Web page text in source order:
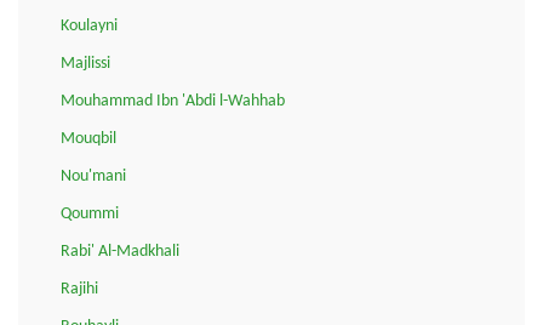
Koulayni
Majlissi
Mouhammad Ibn 'Abdi l-Wahhab
Mouqbil
Nou'mani
Qoummi
Rabi' Al-Madkhali
Rajihi